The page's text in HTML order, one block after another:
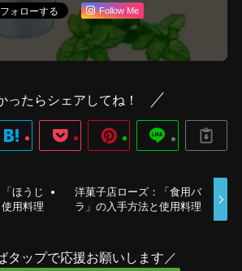
Follow Me
ったらシェアしてね！
ほうじ
用料理
洋菓子店ローズ：「食用バ
ラ」の入手方法と使用料理
タップで応援お願いします／